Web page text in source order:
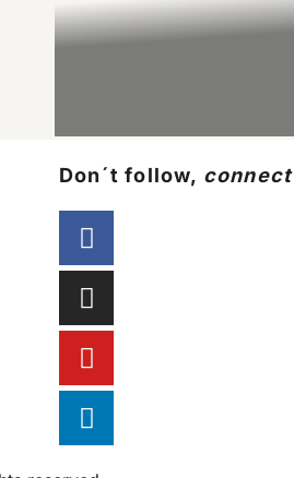
Don´t follow, connect